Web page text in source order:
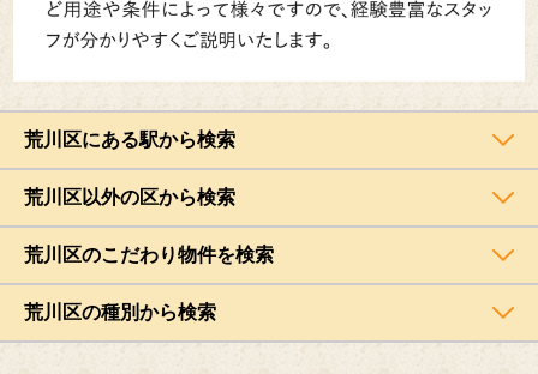
荒川区にある駅から検索
荒川区以外の区から検索
荒川区のこだわり物件を検索
荒川区の種別から検索